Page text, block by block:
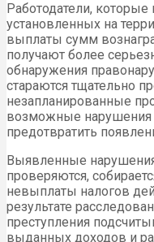
Работодатели,
установленных на
выплаты сумм
получают более
обнаружения
стараются тщательно
незапланированные
возможные нарушения
предотвратить
Выявленные
проверяются,
невыплаты налогов
результате
преступления
выданных доходов и